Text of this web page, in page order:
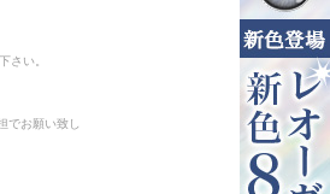
さい。
でお願い致し